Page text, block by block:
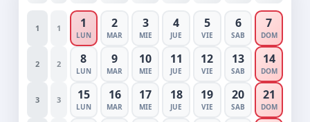
1 1 1
LUN
2
MAR
3
MIE
4
JUE
5
VIE
6
SAB
7
DOM
2 2 8
LUN
9
MAR
10
MIE
11
JUE
12
VIE
13
SAB
14
DOM
3 3 15
LUN
16
MAR
17
MIE
18
JUE
19
VIE
20
SAB
21
DOM